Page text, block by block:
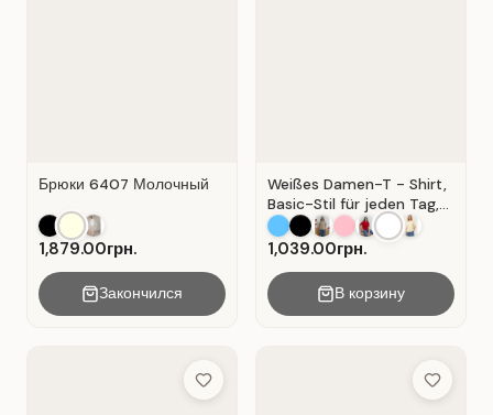
Брюки 6407 Молочный
1,879.00грн.
Закончился
Weißes Damen-T - Shirt,
Basic-Stil für jeden Tag,
Material: Weißer Kater
1,039.00грн.
В корзину
Add to Wish List Add to